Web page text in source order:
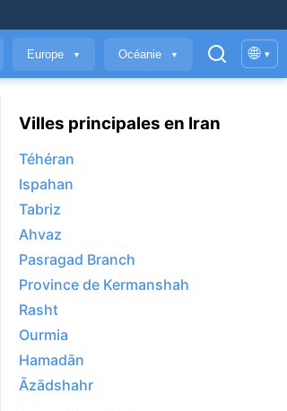
Europe ▼ Océanie ▼ 🌐 ▾
Villes principales en Iran
Téhéran
Ispahan
Tabriz
Ahvaz
Pasragad Branch
Province de Kermanshah
Rasht
Ourmia
Hamadān
Āzādshahr